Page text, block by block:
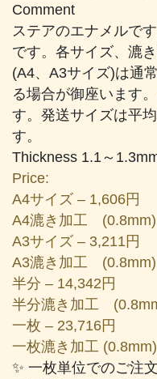
Comment
ステアのエナメルで
です。各サイズ、漉
(A4、A3サイズ)は通
る場合が御座います
す。発送サイズは平
す。
Thickness 1.1～
Price:
A4サイズ – 1,606円
A4漉き加工 (0.8mm)
A3サイズ – 3,211円
A3漉き加工 (0.8mm)
半分 – 14,342円
半分漉き加工
一枚 – 23,716円
一枚漉き加工
✨ 一枚単位でのご注